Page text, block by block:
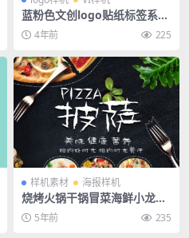
蓝粉色文创logo贴纸标签系列
样机4年前 225
样机素材 海报样机
烧烤火锅干锅冒菜海鲜小龙虾
牛排披萨海报传单PS模板分层
图片素材
5年前 235